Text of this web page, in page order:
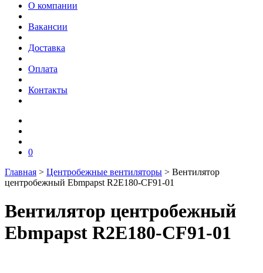
О компании
Вакансии
Доставка
Оплата
Контакты
0
Главная > Центробежные вентиляторы > Вентилятор
центробежный Ebmpapst R2E180-CF91-01
Вентилятор центробежный
Ebmpapst R2E180-CF91-01